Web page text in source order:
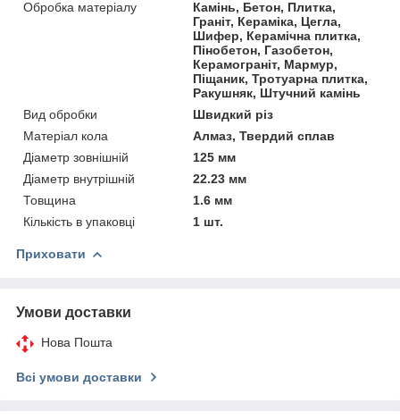
Обробка матеріалу
Камінь, Бетон, Плитка,
Граніт, Кераміка, Цегла,
Шифер, Керамічна плитка,
Пінобетон, Газобетон,
Керамограніт, Мармур,
Піщаник, Тротуарна плитка,
Ракушняк, Штучний камінь
Вид обробки
Швидкий різ
Матеріал кола
Алмаз, Твердий сплав
Діаметр зовнішній
125 мм
Діаметр внутрішній
22.23 мм
Товщина
1.6 мм
Кількість в упаковці
1 шт.
Приховати
Умови доставки
Нова Пошта
Всі умови доставки